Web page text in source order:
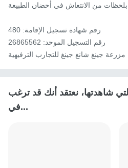
بلحظات من الانتعاش في أحضان الطبيعة.
رقم شهادة تسجيل الإقامة: 480
رقم التسجيل الموحد: 26865562
جينغ شانغ جينغ للتجارب الترفيهية
شاهدتها، نعتقد أنك قد ترغب
في...